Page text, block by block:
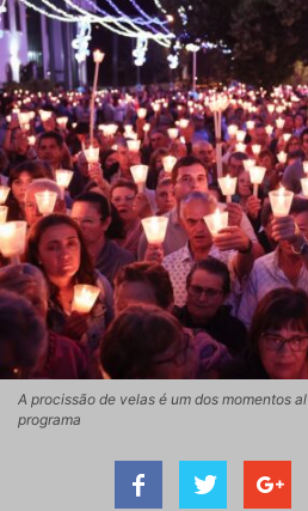
A procissão de velas é um dos momentos
programa